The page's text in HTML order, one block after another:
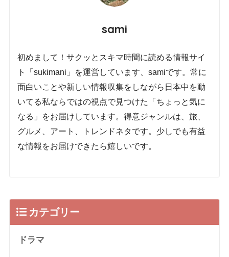
sami
初めまして！サクッとスキマ時間に読める情報サイ
ト「sukimani」を運営しています、samiです。常に
面白いことや新しい情報収集をしながら日本中を動
いてる私ならではの視点で見つけた「ちょっと気に
なる」をお届けしています。得意ジャンルは、旅、
グルメ、アート、トレンドネタです。少しでも有益
な情報をお届けできたら嬉しいです。
カテゴリー
ドラマ